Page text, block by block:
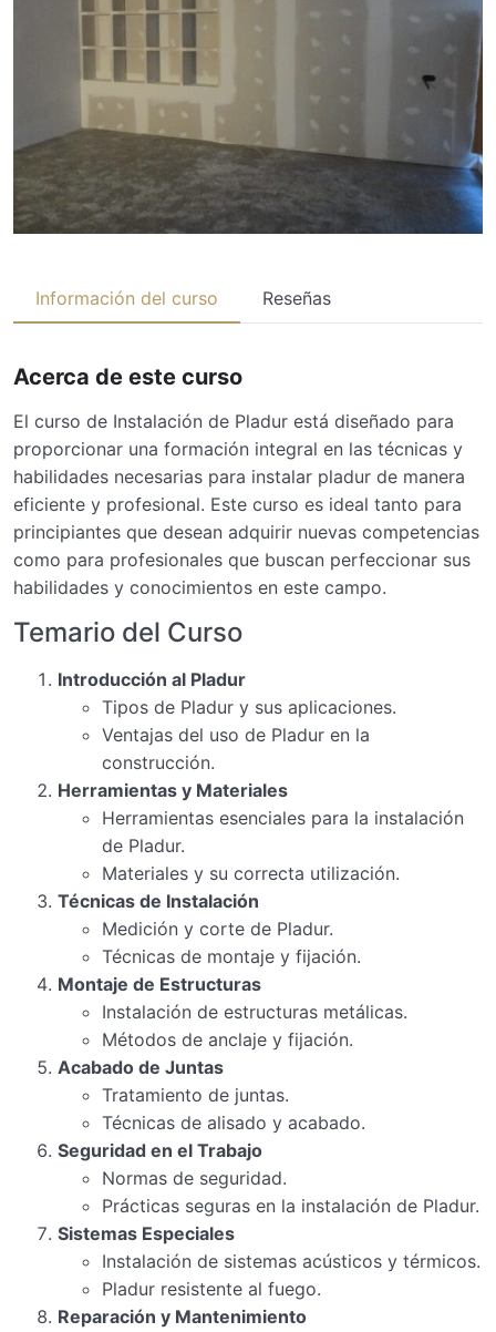
Información del curso Reseñas
Acerca de este curso
El curso de Instalación de Pladur está diseñado para
proporcionar una formación integral en las técnicas y
habilidades necesarias para instalar pladur de manera
eficiente y profesional. Este curso es ideal tanto para
principiantes que desean adquirir nuevas competencias
como para profesionales que buscan perfeccionar sus
habilidades y conocimientos en este campo.
Temario del Curso
Introducción al Pladur
Tipos de Pladur y sus aplicaciones.
Ventajas del uso de Pladur en la
construcción.
Herramientas y Materiales
Herramientas esenciales para la instalación
de Pladur.
Materiales y su correcta utilización.
Técnicas de Instalación
Medición y corte de Pladur.
Técnicas de montaje y fijación.
Montaje de Estructuras
Instalación de estructuras metálicas.
Métodos de anclaje y fijación.
Acabado de Juntas
Tratamiento de juntas.
Técnicas de alisado y acabado.
Seguridad en el Trabajo
Normas de seguridad.
Prácticas seguras en la instalación de Pladur.
Sistemas Especiales
Instalación de sistemas acústicos y térmicos.
Pladur resistente al fuego.
Reparación y Mantenimiento